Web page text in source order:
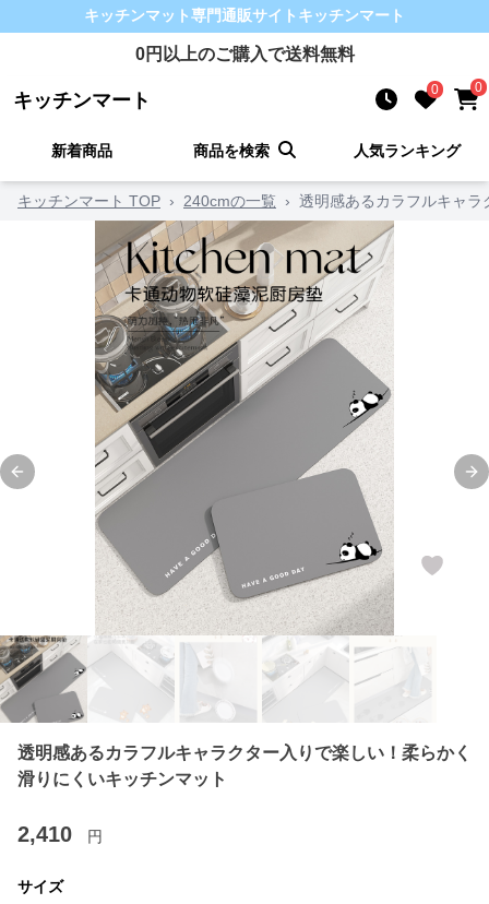
キッチンマット専門通販サイト キッチンマート
0円以上のご購入で送料無料
キッチンマート 0 0
新着商品 商品を検索 人気ランキング
キッチンマート TOP › 240cmの一覧 › 透明感あるカラフルキャ
Previous slide
透明感あるカラフルキャラクター入りで楽しい！柔らかく
滑りにくいキッチンマット
2,410 円
サイズ